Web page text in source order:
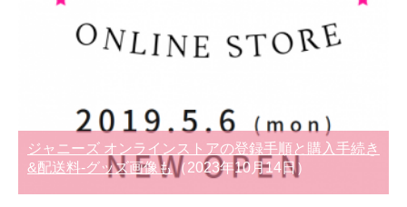
ジャニーズ オンラインストアの登録手順と購入手続き
&配送料-グッズ画像も（2023年10月14日）